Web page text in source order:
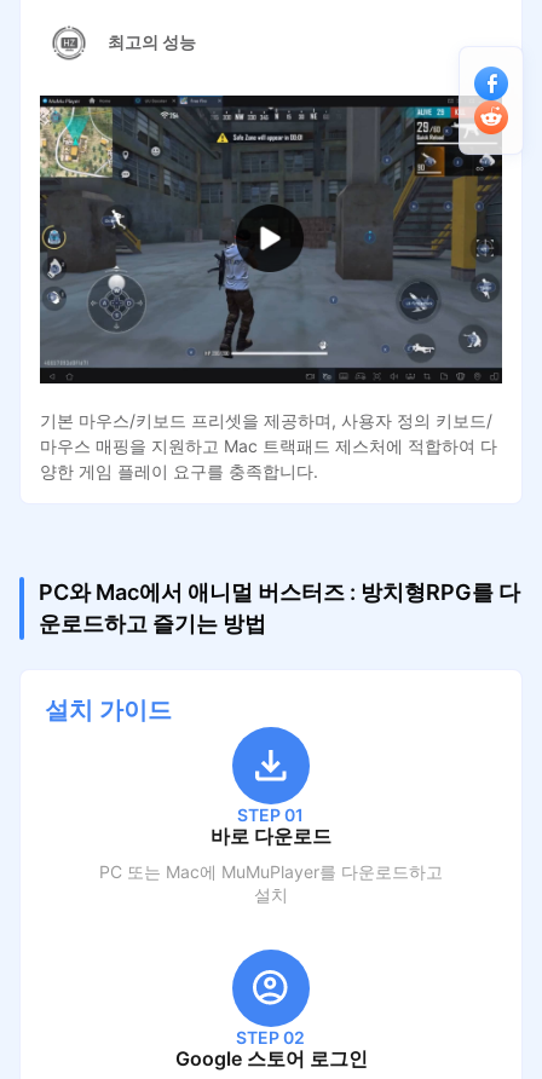
최고의 성능
기본 마우스/키보드 프리셋을 제공하며, 사용자 정의 키보드/
마우스 매핑을 지원하고 Mac 트랙패드 제스처에 적합하여 다
양한 게임 플레이 요구를 충족합니다.
PC와 Mac에서 애니멀 버스터즈 : 방치형RPG를 다
운로드하고 즐기는 방법
설치 가이드
STEP 01
바로 다운로드
PC 또는 Mac에 MuMuPlayer를 다운로드하고
설치
STEP 02
Google 스토어 로그인